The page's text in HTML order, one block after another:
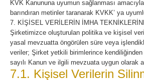
KVK Kanununa uyumun sağlanması
barındıran metinler taranarak KVKK’ ya
7. KİŞİSEL VERİLERİN İMHA
Şirketimizce oluşturulan politika ve kişisel
yasal mevzuatta öngörülen süre veya
veriler; Şirket yetkili birimlerince
sayılı Kanun ve ilgili mevzuata uygun olarak
7.1. Kişisel Verilerin